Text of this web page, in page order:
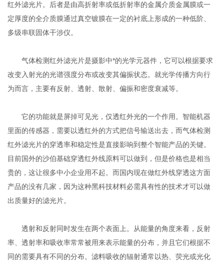
红外滤光片。后者是由高折射率或低折射率的金属介质金属膜或一
定厚度的全介质膜通过真空镀膜在一定的衬底上形成的一种低阶、
多级串联固体干涉仪。
气体检测红外滤光片是摄影中*的光学元器件，它可以根据要求
改变入射光的光谱强度分布或改变其偏振状态。就光学传播方向行
为而言，主要有反射、透射、散射、偏振和密度衰减等。
它的功能就是屏掉可见光，仅透红外光的一个作用。智能机器
里面的传感器，需要以透红外的方式把信号输送出去，而气体检测
红外滤光片的穿透率和稳定性是直接影响到整个智能产品的关键。
目前国外的沙伯基础穿透红外线原料可以做到，但是价格也是相当
贵的，这让很多中小企业用不起。而国内现在做红外线穿透这方面
产品的没有几家，因为这种黑科技材料必需具有性的技术才可以做
出质量好的滤光片。
透射和反射同时发生在两个表面上。从能量的角度来看，反射
率、透射率和吸收率常常被用来表示能量的分布，并且它们根据不
同的需要具有不同的分布。滤料吸收的辐射通常以热、荧光或光化